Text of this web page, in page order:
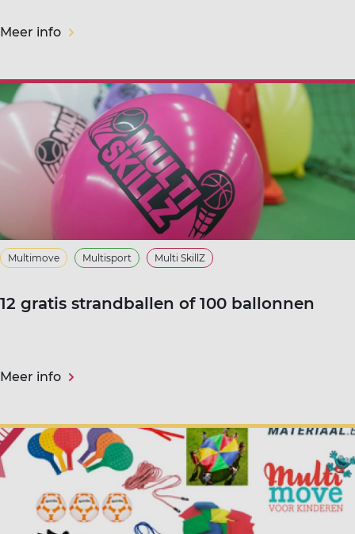
Meer info
Multimove Multisport Multi SkillZ
12 gratis strandballen of 100 ballonnen
Meer info